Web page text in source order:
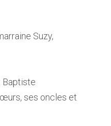
Suzy,
Baptiste
ses oncles et